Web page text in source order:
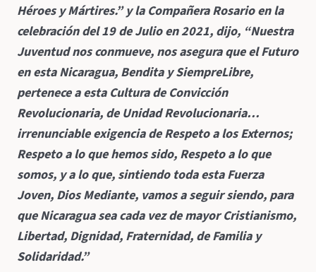
Héroes y Mártires.” y la Compañera Rosario en la
celebración del 19 de Julio en 2021, dijo, “Nuestra
Juventud nos conmueve, nos asegura que el Futuro
en esta Nicaragua, Bendita y SiempreLibre,
pertenece a esta Cultura de Convicción
Revolucionaria, de Unidad Revolucionaria…
irrenunciable exigencia de Respeto a los Externos;
Respeto a lo que hemos sido, Respeto a lo que
somos, y a lo que, sintiendo toda esta Fuerza
Joven, Dios Mediante, vamos a seguir siendo, para
que Nicaragua sea cada vez de mayor Cristianismo,
Libertad, Dignidad, Fraternidad, de Familia y
Solidaridad.”